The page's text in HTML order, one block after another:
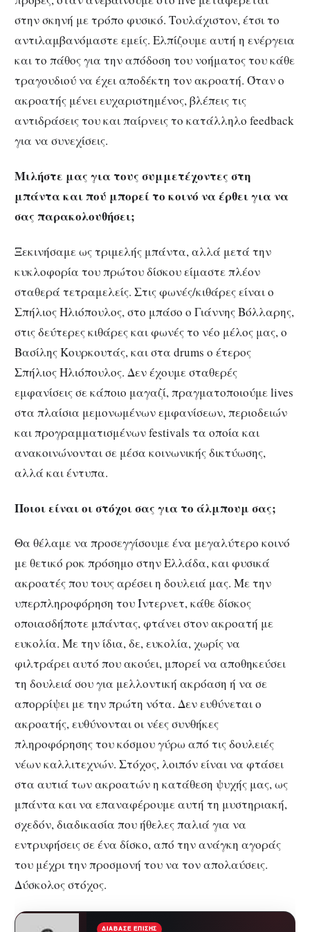
στην σκηνή με τρόπο φυσικό. Τουλάχιστον, έτσι το
αντιλαμβανόμαστε εμείς. Ελπίζουμε αυτή η ενέργεια
και το πάθος για την απόδοση του νοήματος του κάθε
τραγουδιού να έχει αποδέκτη τον ακροατή. Όταν ο
ακροατής μένει ευχαριστημένος, βλέπεις τις
αντιδράσεις του και παίρνεις το κατάλληλο feedback
για να συνεχίσεις.
Μιλήστε μας για τους συμμετέχοντες στη
μπάντα και πού μπορεί το κοινό να έρθει για να
σας παρακολουθήσει;
Ξεκινήσαμε ως τριμελής μπάντα, αλλά μετά την
κυκλοφορία του πρώτου δίσκου είμαστε πλέον
σταθερά τετραμελείς. Στις φωνές/κιθάρες είναι ο
Σπήλιος Ηλιόπουλος, στο μπάσο ο Γιάννης Βόλλαρης,
στις δεύτερες κιθάρες και φωνές το νέο μέλος μας, ο
Βασίλης Κουρκουτάς, και στα drums ο έτερος
Σπήλιος Ηλιόπουλος. Δεν έχουμε σταθερές
εμφανίσεις σε κάποιο μαγαζί, πραγματοποιούμε lives
στα πλαίσια μεμονωμένων εμφανίσεων, περιοδειών
και προγραμματισμένων festivals τα οποία και
ανακοινώνονται σε μέσα κοινωνικής δικτύωσης,
αλλά και έντυπα.
Ποιοι είναι οι στόχοι σας για το άλμπουμ σας;
Θα θέλαμε να προσεγγίσουμε ένα μεγαλύτερο κοινό
με θετικό ροκ πρόσημο στην Ελλάδα, και φυσικά
ακροατές που τους αρέσει η δουλειά μας. Με την
υπερπληροφόρηση του Ίντερνετ, κάθε δίσκος
οποιασδήποτε μπάντας, φτάνει στον ακροατή με
ευκολία. Με την ίδια, δε, ευκολία, χωρίς να
φιλτράρει αυτό που ακούει, μπορεί να αποθηκεύσει
τη δουλειά σου για μελλοντική ακρόαση ή να σε
απορρίψει με την πρώτη νότα. Δεν ευθύνεται ο
ακροατής, ευθύνονται οι νέες συνθήκες
πληροφόρησης του κόσμου γύρω από τις δουλειές
νέων καλλιτεχνών. Στόχος, λοιπόν είναι να φτάσει
στα αυτιά των ακροατών η κατάθεση ψυχής μας, ως
μπάντα και να επαναφέρουμε αυτή τη μυστηριακή,
σχεδόν, διαδικασία που ήθελες παλιά για να
εντρυφήσεις σε ένα δίσκο, από την ανάγκη αγοράς
του μέχρι την προσμονή του να τον απολαύσεις.
Δύσκολος στόχος.
ΔΙΆΒΑΣΕ ΕΠΊΣΗΣ